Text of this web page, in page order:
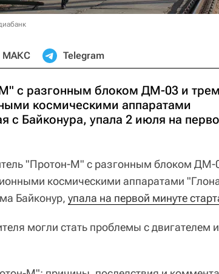
МАКС Telegram
с разгонным блоком ДМ-03 и
космическими аппаратами
с Байконура, упала 2 июля на
"Протон-М" с разгонным блоком ДМ-
космическими аппаратами
Байконур, упала на первой минуте
могли стать проблемы с двигателем